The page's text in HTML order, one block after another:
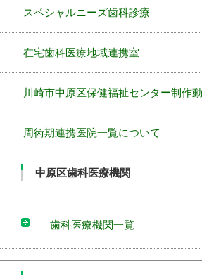
スペシャルニーズ歯科診療
在宅歯科医療地域連携室
川崎市中原区保健福祉センター制作
周術期連携医院一覧について
中原区歯科医療機関
歯科医療機関一覧